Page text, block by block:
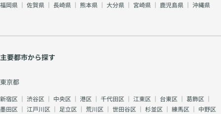
福岡県 ｜ 佐賀県 ｜ 長崎県 ｜ 熊本県 ｜ 大分県 ｜ 宮崎県 ｜ 鹿児島県 ｜ 沖縄県
主要都市から探す
東京都
新宿区 ｜ 渋谷区 ｜ 中央区 ｜ 港区 ｜ 千代田区 ｜ 江東区 ｜ 台東区 ｜ 葛飾区 ｜
墨田区 ｜ 江戸川区 ｜ 足立区 ｜ 荒川区 ｜ 世田谷区 ｜ 杉並区 ｜ 練馬区 ｜ 中野区